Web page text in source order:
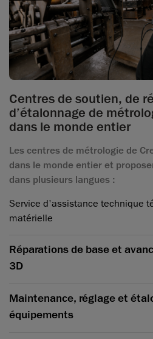
Centres de soutien, de
d’étalonnage de
dans le monde entier
Les centres de métrologie de
dans le monde entier et
dans plusieurs langues :
Service d'assistance technique
matérielle
Réparations de base et
3D
Maintenance, réglage et
équipements